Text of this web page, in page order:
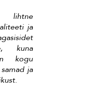
lihtne
ja
kuna
kogu
ja